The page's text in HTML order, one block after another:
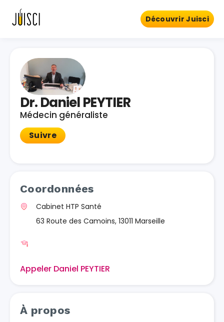
Découvrir Juisci
Dr. Daniel PEYTIER
Médecin généraliste
Suivre
Coordonnées
Cabinet HTP Santé
63 Route des Camoins, 13011 Marseille
Appeler Daniel PEYTIER
À propos